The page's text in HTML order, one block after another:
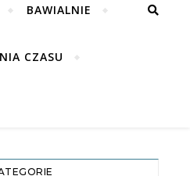
BAWIALNIE
CZASU